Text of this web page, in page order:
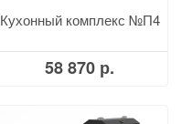
Кухонный комплекс №П4
58 870 р.